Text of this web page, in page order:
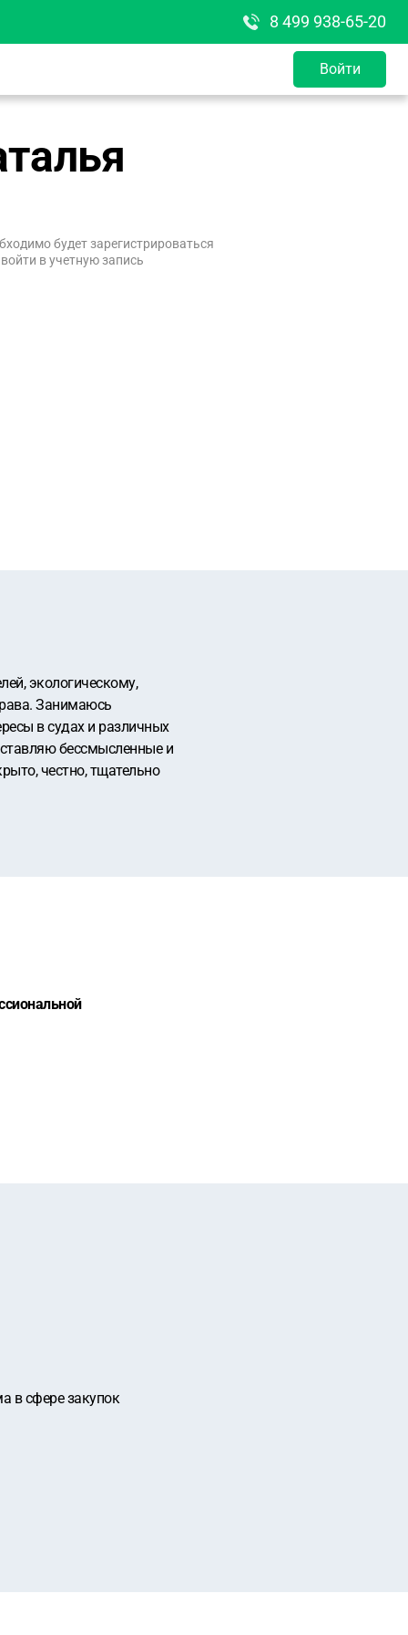
8 499 938-65-20
Войти
будет зарегистрироваться
в учетную запись
экологическому,
Занимаюсь
в судах и различных
бессмысленные и
честно, тщательно
в сфере закупок